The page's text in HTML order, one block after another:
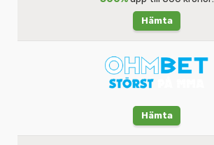
Hämta
Hämta